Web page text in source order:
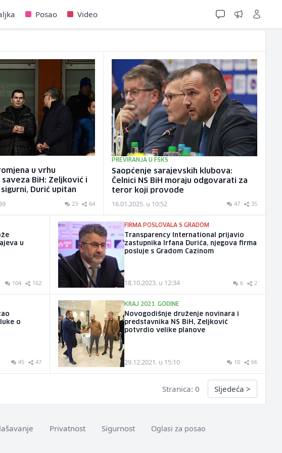
Posao Video
u vrhu
saveza BiH: Zeljković i
Durić upitan
23 64
PREVIRANJA U FSKS
Saopćenje sarajevskih klubova:
Čelnici NS BiH moraju odgovarati za
teror koji provode
16.01.2025. u 10:52 47 35
u
104 162
FIRMA POSLOVALA S GRADOM
Transparency International prijavio
zastupnika Irfana Durića, njegova firma
posluje s Gradom Cazinom
18.10.2023. u 12:34 6 2
o
45 47
KRAJ 2021. GODINE
Novogodišnje druženje novinara i
predstavnika NS BiH, Zeljković
potvrdio velike planove
29.12.2021. u 15:10 10 66
Stranica: 0 Sljedeća >
Privatnost Sigurnost Oglasi za posao